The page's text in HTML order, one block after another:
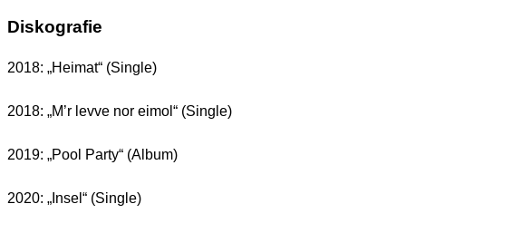
Diskografie
2018: „Heimat“ (Single)
2018: „M’r levve nor eimol“ (Single)
2019: „Pool Party“ (Album)
2020: „Insel“ (Single)